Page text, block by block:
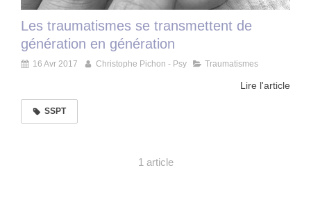
Les traumatismes se transmettent de
génération en génération
16 Avr 2017 Christophe Pichon - Psy Traumatismes
Lire l'article
SSPT
1 article